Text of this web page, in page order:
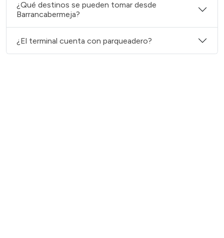
¿Qué destinos se pueden tomar desde
Barrancabermeja?
¿El terminal cuenta con parqueadero?